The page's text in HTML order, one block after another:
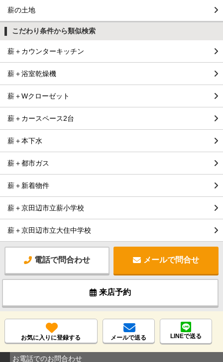
薪の土地
こだわり条件から類似検索
薪＋カウンターキッチン
薪＋浴室乾燥機
薪＋Wクローゼット
薪＋カースペース2台
薪＋本下水
薪＋都市ガス
薪＋新着物件
薪＋京田辺市立薪小学校
薪＋京田辺市立大住中学校
電話で問合わせ メールで問合せ
来店予約
お気に入りに登録する メールで送る LINEで送る
お電話でのお問合わせ